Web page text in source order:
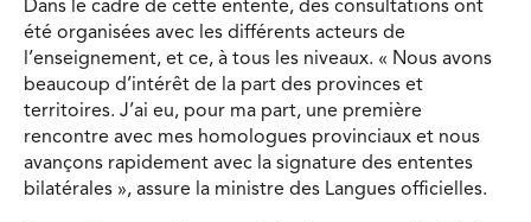
Dans le cadre de cette entente, des consultations ont
été organisées avec les différents acteurs de
l’enseignement, et ce, à tous les niveaux. « Nous avons
beaucoup d’intérêt de la part des provinces et
territoires. J’ai eu, pour ma part, une première
rencontre avec mes homologues provinciaux et nous
avançons rapidement avec la signature des ententes
bilatérales », assure la ministre des Langues officielles.